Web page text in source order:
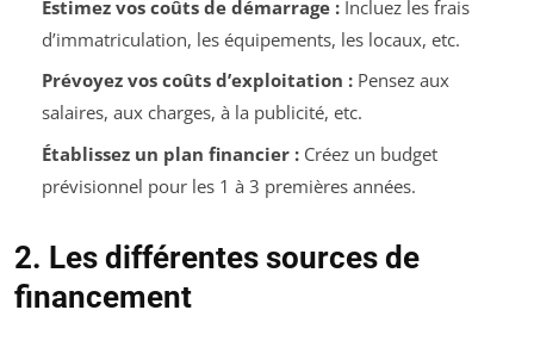
Estimez vos coûts de démarrage :Incluez les frais
d’immatriculation, les équipements, les locaux, etc.
Prévoyez vos coûts d’exploitation :Pensez aux
salaires, aux charges, à la publicité, etc.
Établissez un plan financier :Créez un budget
prévisionnel pour les 1 à 3 premières années.
2. Les différentes sources de
financement